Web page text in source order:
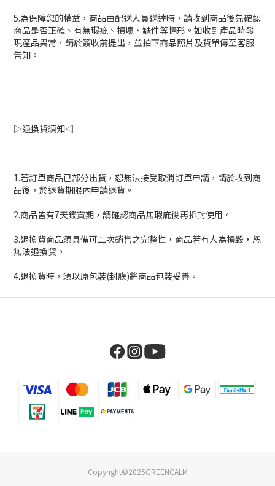
5.為保障您的權益，商品由配送人員送達時，請收到商品後先確認
商品是否正確、有無瑕疵、損壞、缺件等情形。如收到產品時發
現產品異常，請於簽收前提出，並拍下商品照片及貨單傳至客服
告知。
▷退換貨須知◁
1.若訂單商品已部分出貨，恕無法接受取消訂單申請，請於收到商
品後，於退貨期限內申請退貨。
2.商品皆有7天鑑賞期，請確認商品無瑕庛後再拆封使用。
3.退換貨商品須具備可二次銷售之完整性，商品若有人為損毀，恕
無法退換貨。
4.退換貨時，須以原包裝(封膜)將商品包裝妥善。
Copyright©2025GREENCALM